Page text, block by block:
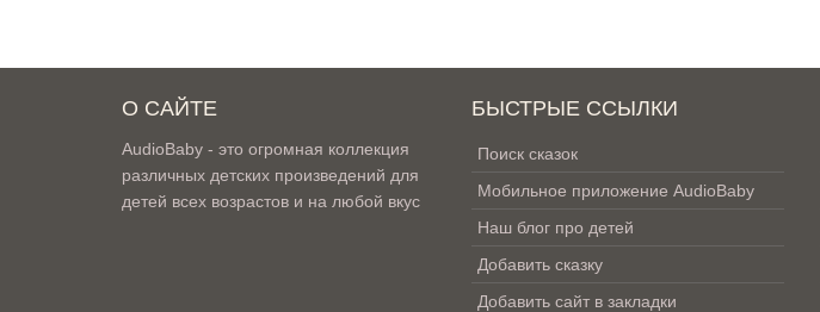
О САЙТЕ
AudioBaby - это огромная коллекция
различных детских произведений для
детей всех возрастов и на любой вкус
БЫСТРЫЕ ССЫЛКИ
Поиск сказок
Мобильное приложение AudioBaby
Наш блог про детей
Добавить сказку
Добавить сайт в закладки